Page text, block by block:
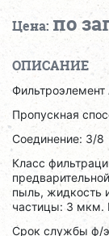
Цена: по
ОПИСАНИЕ
Фильтроэлемент
Пропускная
Соединение: 3/8
Класс
пыль, жидкость
частицы: 3 мкм.
Срок службы ф/